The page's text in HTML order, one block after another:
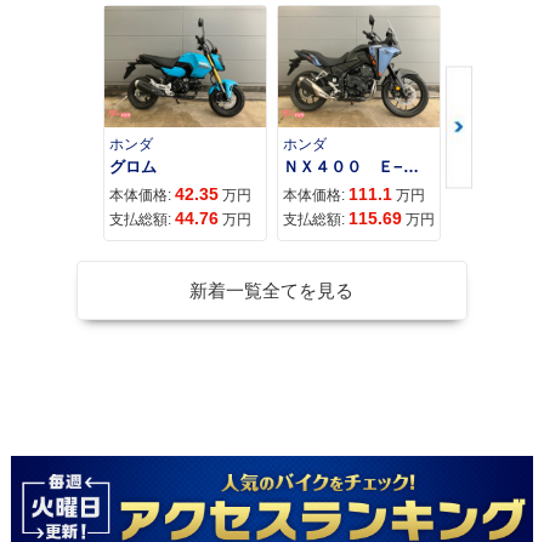
ホンダ
グロム
本体価格: 42.35 万円
支払総額: 44.76 万円
ホンダ
ＮＸ４００ Ｅ−Ｃｌｕｔｃｈ
本体価格: 111.1 万円
支払総額: 115.69 万円
新着一覧全てを見る